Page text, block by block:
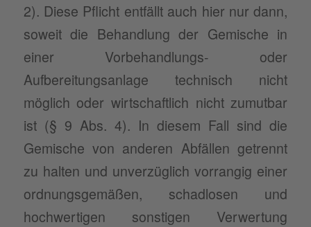
2). Diese Pflicht entfällt auch hier nur dann,
soweit die Behandlung der Gemische in
einer Vorbehandlungs- oder
Aufbereitungsanlage technisch nicht
möglich oder wirtschaftlich nicht zumutbar
ist (§ 9 Abs. 4). In diesem Fall sind die
Gemische von anderen Abfällen getrennt
zu halten und unverzüglich vorrangig einer
ordnungsgemäßen, schadlosen und
hochwertigen sonstigen Verwertung